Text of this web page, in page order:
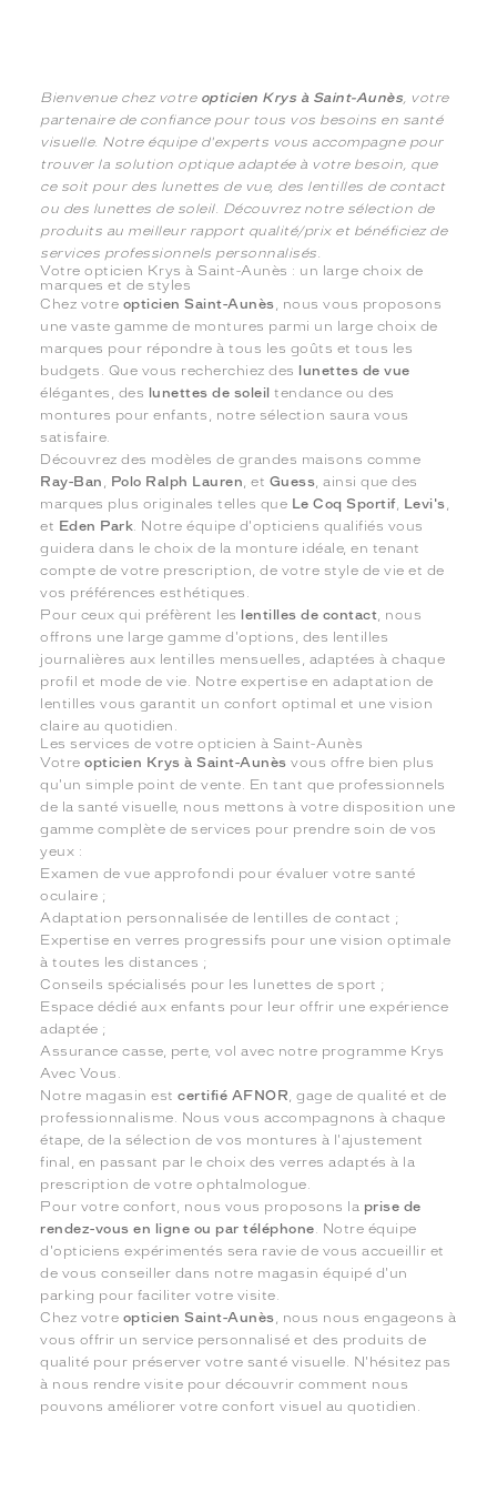
Bienvenue chez votre opticien Krys à Saint-Aunès, votre
partenaire de confiance pour tous vos besoins en santé
visuelle. Notre équipe d'experts vous accompagne pour
trouver la solution optique adaptée à votre besoin, que
ce soit pour des lunettes de vue, des lentilles de contact
ou des lunettes de soleil. Découvrez notre sélection de
produits au meilleur rapport qualité/prix et bénéficiez de
services professionnels personnalisés.
Votre opticien Krys à Saint-Aunès : un large choix de
marques et de styles
Chez votre opticien Saint-Aunès, nous vous proposons
une vaste gamme de montures parmi un large choix de
marques pour répondre à tous les goûts et tous les
budgets. Que vous recherchiez des
lunettes de vue
élégantes, des lunettes de soleil tendance ou des
montures pour enfants, notre sélection saura vous
satisfaire.
Découvrez des modèles de grandes maisons comme
Ray-Ban , Polo Ralph Lauren, et Guess, ainsi que des
marques plus originales telles que Le Coq Sportif, Levi's,
et Eden Park. Notre équipe d'opticiens qualifiés vous
guidera dans le choix de la monture idéale, en tenant
compte de votre prescription, de votre style de vie et de
vos préférences esthétiques.
Pour ceux qui préfèrent les
lentilles de contact, nous
offrons une large gamme d'options, des lentilles
journalières aux lentilles mensuelles, adaptées à chaque
profil et mode de vie. Notre expertise en adaptation de
lentilles vous garantit un confort optimal et une vision
claire au quotidien.
Les services de votre opticien à Saint-Aunès
Votreopticien Krys à Saint-Aunès vous offre bien plus
qu'un simple point de vente. En tant que professionnels
de la santé visuelle, nous mettons à votre disposition une
gamme complète de services pour prendre soin de vos
yeux :
Examen de vue approfondi pour évaluer votre santé
oculaire ;
Adaptation personnalisée de lentilles de contact ;
Expertise en verres progressifs pour une vision optimale
à toutes les distances ;
Conseils spécialisés pour les lunettes de sport ;
Espace dédié aux enfants pour leur offrir une expérience
adaptée ;
Assurance casse, perte, vol avec notre programme Krys
Avec Vous.
Notre magasin estcertifié AFNOR, gage de qualité et de
professionnalisme. Nous vous accompagnons à chaque
étape, de la sélection de vos montures à l'ajustement
final, en passant par le choix des verres adaptés à la
prescription de votre ophtalmologue.
Pour votre confort, nous vous proposons la prise de
rendez-vous en ligne ou par téléphone. Notre équipe
d'opticiens expérimentés sera ravie de vous accueillir et
de vous conseiller dans notre magasin équipé d'un
parking pour faciliter votre visite.
Chez votre opticien Saint-Aunès, nous nous engageons à
vous offrir un service personnalisé et des produits de
qualité pour préserver votre santé visuelle. N'hésitez pas
à nous rendre visite pour découvrir comment nous
pouvons améliorer votre confort visuel au quotidien.